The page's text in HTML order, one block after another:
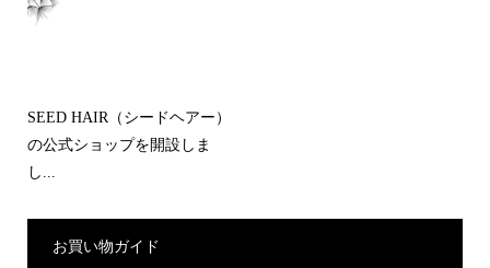
SEED HAIR（シードヘアー）
の公式ショップを開設しま
し...
お買い物ガイド